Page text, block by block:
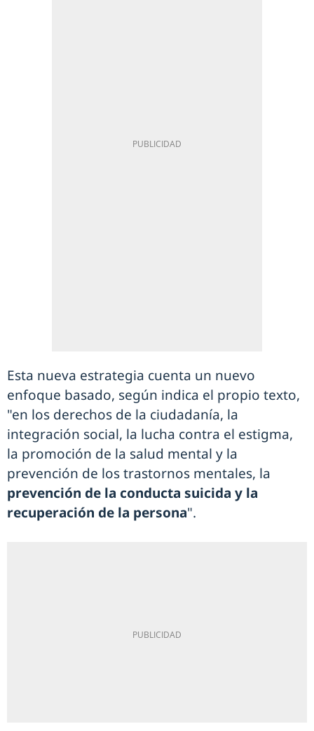
Esta nueva estrategia cuenta un nuevo
enfoque basado, según indica el propio texto,
"en los derechos de la ciudadanía, la
integración social, la lucha contra el estigma,
la promoción de la salud mental y la
prevención de los trastornos mentales, la
prevención de la conducta suicida y la
recuperación de la persona".